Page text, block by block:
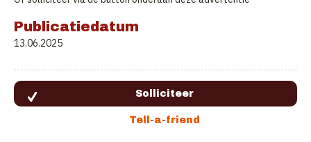
Publicatiedatum
13.06.2025